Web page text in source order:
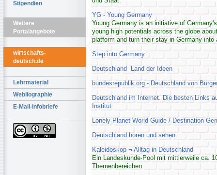
Stipendien
Weitere
Portalangebote
wirtschafts-
deutsch.de
Lehrmaterial
Webliographie
E-Mail-Infobriefe
YG - Young Germany
Young Germany is an initiative of
young high potentials across the globe
platform and turn their stay in Germany into
Step into Germany
Deutschland Land der Ideen
bundesrepublik.org - Deutschland von
Deutschland im Internet. Die besten Links
Institut
Lonely Planet World Guide / Destination
Deutschland hören und sehen
Kaleidoskop ¬ Alltag in Deutschland
Ein Landeskunde-Pool mit mittlerweile ca.
Themenbereichen